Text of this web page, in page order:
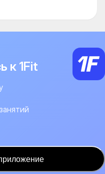
к 1Fit